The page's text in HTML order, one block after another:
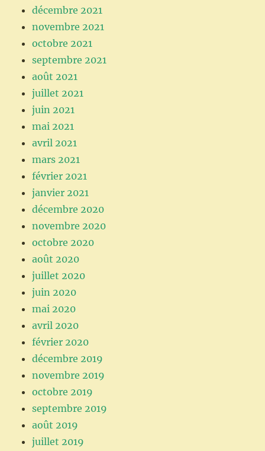
décembre 2021
novembre 2021
octobre 2021
septembre 2021
août 2021
juillet 2021
juin 2021
mai 2021
avril 2021
mars 2021
février 2021
janvier 2021
décembre 2020
novembre 2020
octobre 2020
août 2020
juillet 2020
juin 2020
mai 2020
avril 2020
février 2020
décembre 2019
novembre 2019
octobre 2019
septembre 2019
août 2019
juillet 2019